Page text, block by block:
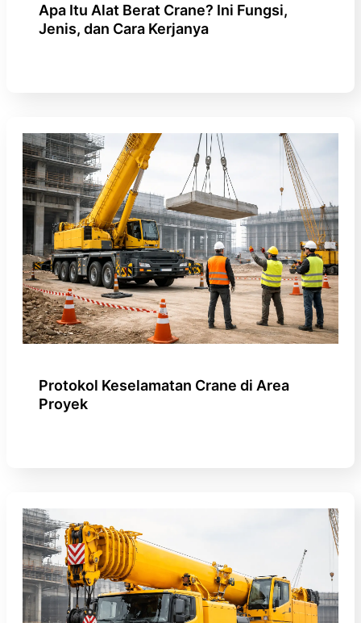
Apa Itu Alat Berat Crane? Ini Fungsi,
Jenis, dan Cara Kerjanya
Protokol Keselamatan Crane di Area
Proyek